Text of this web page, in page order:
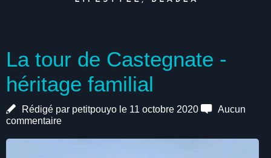
La tour de Castegnate -
héritage familial
Rédigé par petitpouyo le 11 octobre 2020
Aucun
commentaire